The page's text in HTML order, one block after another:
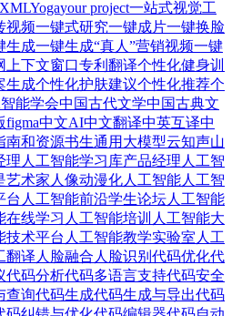
XMLYogayour project一站式视觉工
视频一键式研究一键成片一键换脸
生成一键生成“真人”营销视频一键
上下文窗口专利翻译个性化健身训
生成个性化护肤建议个性化推荐个
能学会中国古代文学中国古典文
figma中文AI中文翻译中英互译中
南和资源书生通用大模型云知声山
理人工智能学习库产品经理人工智
艺术家 人像动漫化人工智能人工智
台 人工智能前沿学生论坛人工智能
在线学习 人工智能培训 人工智能大
技术平台 人工智能教学实验室 人工
翻译 人脸融合 人脸识别 代码优化代
代码分析代码多语言支持代码安全
查询代码生成代码生成与导出代码